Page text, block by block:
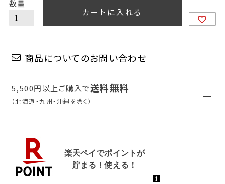
カートに入れる
商品についてのお問い合わせ
5,500円以上ご購入で送料無料
（北海道・九州・沖縄を除く）